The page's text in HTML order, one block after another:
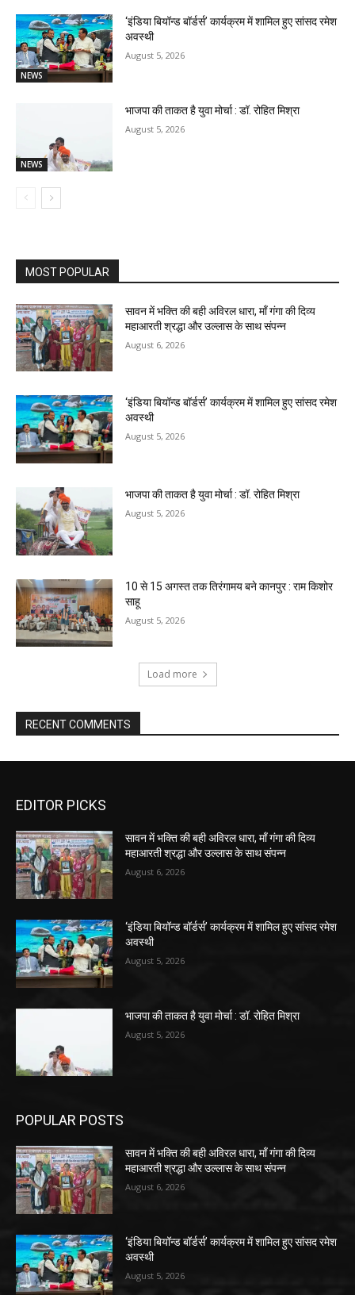
NEWS
‘इंडिया बियॉन्ड बॉर्डर्स’ कार्यक्रम में शामिल हुए सांसद रमेश
अवस्थी
August 5, 2026
NEWS
भाजपा की ताकत है युवा मोर्चा : डॉ. रोहित मिश्रा
August 5, 2026
MOST POPULAR
सावन में भक्ति की बही अविरल धारा, माँ गंगा की दिव्य
महाआरती श्रद्धा और उल्लास के साथ संपन्न
August 6, 2026
‘इंडिया बियॉन्ड बॉर्डर्स’ कार्यक्रम में शामिल हुए सांसद रमेश
अवस्थी
August 5, 2026
भाजपा की ताकत है युवा मोर्चा : डॉ. रोहित मिश्रा
August 5, 2026
10 से 15 अगस्त तक तिरंगामय बने कानपुर : राम किशोर
साहू
August 5, 2026
Load more
RECENT COMMENTS
EDITOR PICKS
सावन में भक्ति की बही अविरल धारा, माँ गंगा की दिव्य
महाआरती श्रद्धा और उल्लास के साथ संपन्न
August 6, 2026
‘इंडिया बियॉन्ड बॉर्डर्स’ कार्यक्रम में शामिल हुए सांसद रमेश
अवस्थी
August 5, 2026
भाजपा की ताकत है युवा मोर्चा : डॉ. रोहित मिश्रा
August 5, 2026
POPULAR POSTS
सावन में भक्ति की बही अविरल धारा, माँ गंगा की दिव्य
महाआरती श्रद्धा और उल्लास के साथ संपन्न
August 6, 2026
‘इंडिया बियॉन्ड बॉर्डर्स’ कार्यक्रम में शामिल हुए सांसद रमेश
अवस्थी
August 5, 2026